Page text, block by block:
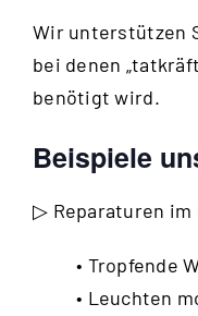
Wir unterstützen
bei denen
benötigt wird.
Beispiele
▷ Reparaturen im
• Tropfende
• Leuchten